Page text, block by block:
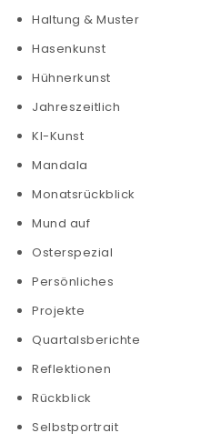
Haltung & Muster
Hasenkunst
Hühnerkunst
Jahreszeitlich
KI-Kunst
Mandala
Monatsrückblick
Mund auf
Osterspezial
Persönliches
Projekte
Quartalsberichte
Reflektionen
Rückblick
Selbstportrait